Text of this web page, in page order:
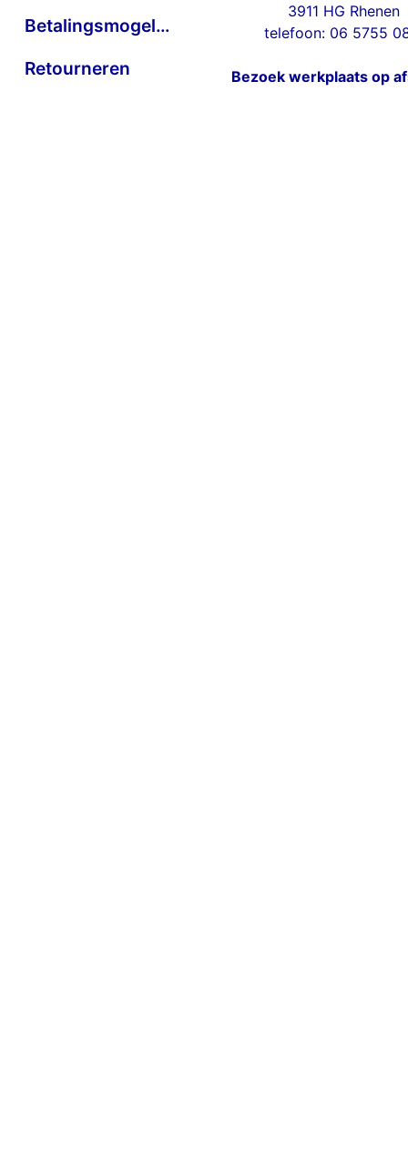
Betalingsmogelijkheden
Retourneren
3911 HG Rhenen
telefoon: 06 5755
Bezoek werkplaats op